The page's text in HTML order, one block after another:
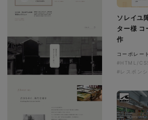
ソレイユ
ター様 コ
作
コーポレー
#HTML/
#レスポン